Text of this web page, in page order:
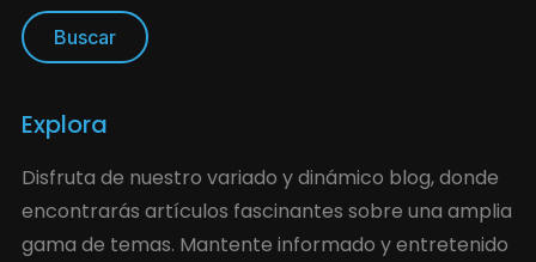
Explora
Disfruta de nuestro variado y dinámico blog, donde
encontrarás artículos fascinantes sobre una amplia
gama de temas. Mantente informado y entretenido